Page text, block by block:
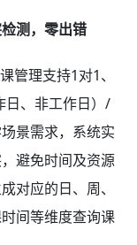
测，零出错
管理支持1对1、
日、非工作日）/
景需求，系统实
避免时间及资源
对应的日、周、
间等维度查询课